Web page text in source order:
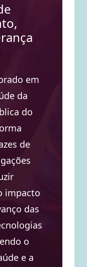
em
da
do
de
impacto
das
o
e a